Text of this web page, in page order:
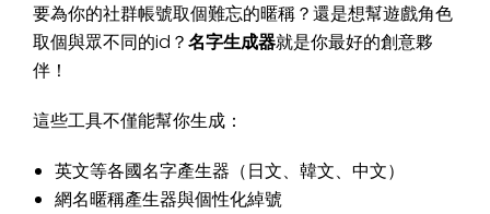
要為你的社群帳號取個難忘的暱稱？還是想幫遊戲角色
取個與眾不同的id？名字生成器就是你最好的創意夥
伴！
這些工具不僅能幫你生成：
英文等各國名字產生器（日文、韓文、中文）
網名暱稱產生器與個性化綽號